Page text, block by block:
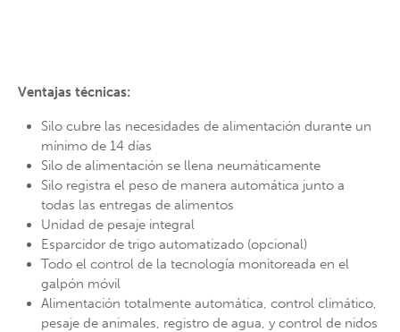
Ventajas técnicas:
Silo cubre las necesidades de alimentación durante un
mínimo de 14 días
Silo de alimentación se llena neumáticamente
Silo registra el peso de manera automática junto a
todas las entregas de alimentos
Unidad de pesaje integral
Esparcidor de trigo automatizado (opcional)
Todo el control de la tecnología monitoreada en el
galpón móvil
Alimentación totalmente automática, control climático,
pesaje de animales, registro de agua, y control de nidos